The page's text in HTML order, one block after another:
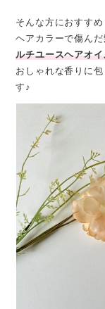
そんな方におすすめ
ヘアカラーで傷ん
ルチユースヘアオイ
おしゃれな香りに
す♪